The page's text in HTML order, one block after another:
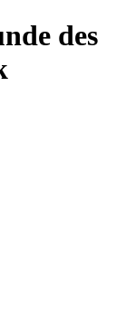
des